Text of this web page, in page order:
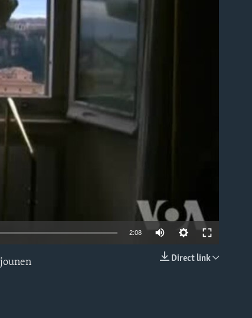
2:08
Direct link